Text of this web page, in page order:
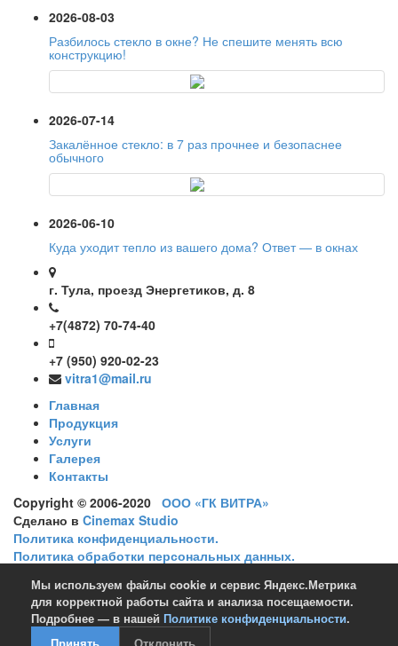
2026-08-03
Разбилось стекло в окне? Не спешите менять всю
конструкцию!
2026-07-14
Закалённое стекло: в 7 раз прочнее и безопаснее
обычного
2026-06-10
Куда уходит тепло из вашего дома? Ответ — в окнах
г. Тула, проезд Энергетиков, д. 8
+7(4872) 70-74-40
+7 (950) 920-02-23
vitra1@mail.ru
Главная
Продукция
Услуги
Галерея
Контакты
Copyright © 2006-2020 ООО «ГК ВИТРА»
Сделано в Cinemax Studio
Политика конфиденциальности.
Политика обработки персональных данных.
Мы в социальных сетях
Мы используем файлы cookie и сервис Яндекс.Метрика
для корректной работы сайта и анализа посещаемости.
Подробнее — в нашей Политике конфиденциальности.